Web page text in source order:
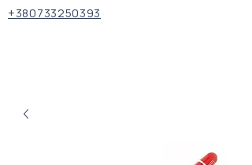
+380733250393